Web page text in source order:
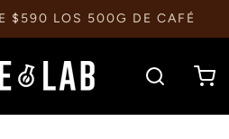
$590 LOS 500G DE CAFÉ